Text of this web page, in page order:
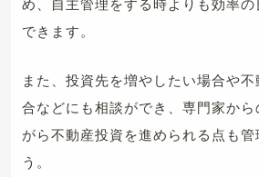
め、自主管理をする時よりも効率
できます。
また、投資先を増やしたい場合や
合などにも相談ができ、専門家か
がら不動産投資を進められる点も管
う。